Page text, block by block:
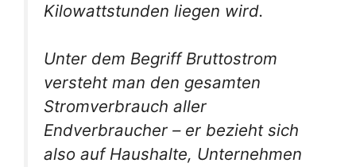
Kilowattstunden liegen wird.
Unter dem Begriff Bruttostrom
versteht man den gesamten
Stromverbrauch aller
Endverbraucher – er bezieht sich
also auf Haushalte, Unternehmen